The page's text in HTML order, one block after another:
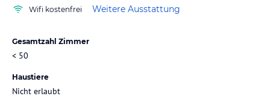
Wifi kostenfrei Weitere Ausstattung
Gesamtzahl Zimmer
< 50
Haustiere
Nicht erlaubt